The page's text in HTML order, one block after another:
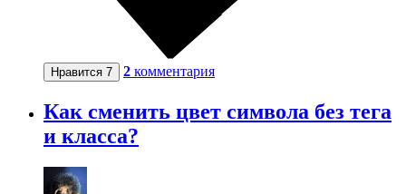
Нравится 7 2 комментария
Как сменить цвет символа без тега
и класса?